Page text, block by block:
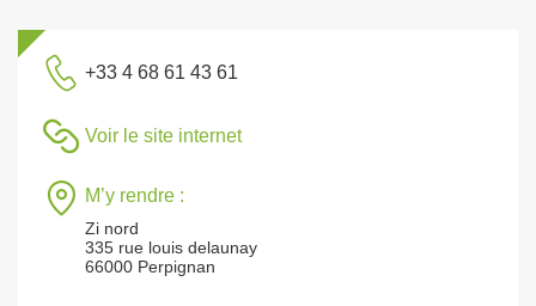
+33 4 68 61 43 61
Voir le site internet
M’y rendre :
Zi nord
335 rue louis delaunay
66000 Perpignan